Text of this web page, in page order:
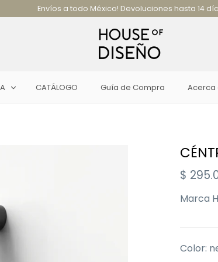
Envíos a todo México! Devoluciones hasta 14
CATÁLOGO Guía de Compra Acerca
$
Marca
Color: